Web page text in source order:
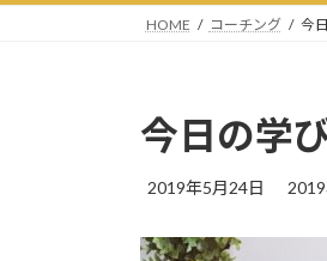
ッ
移
HOME コーチング 今
今日の学
2019年5月24日
最